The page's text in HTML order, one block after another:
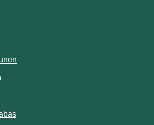
annan webbplats.
Länk till annan webbplats.